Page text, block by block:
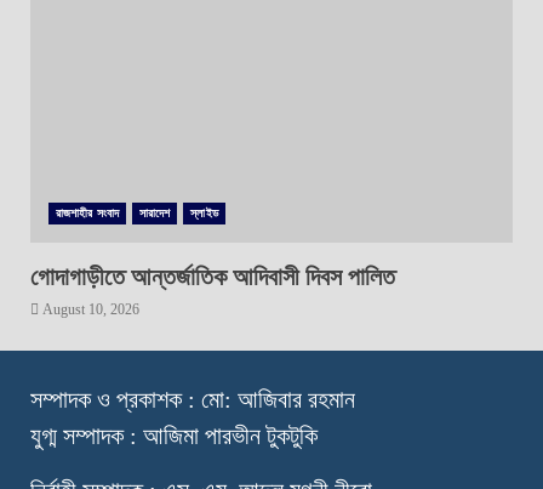
রাজশাহীর সংবাদ সারাদেশ স্লাইড
গোদাগাড়ীতে আন্তর্জাতিক আদিবাসী দিবস পালিত
August 10, 2026
সম্পাদক ও প্রকাশক : মো: আজিবার রহমান
যুগ্ম সম্পাদক : আজিমা পারভীন টুকটুকি